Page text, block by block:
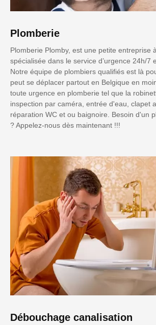
Plomberie
Plomberie Plomby, est une petite entreprise
spécialisée dans le service d’urgence 24h/7
Notre équipe de plombiers qualifiés est là
peut se déplacer partout en Belgique en
toute urgence en plomberie tel que la
inspection par caméra, entrée d'eau, clapet
réparation WC et ou baignoire. Besoin d'un
? Appelez-nous dès maintenant !!!
Débouchage canalisation